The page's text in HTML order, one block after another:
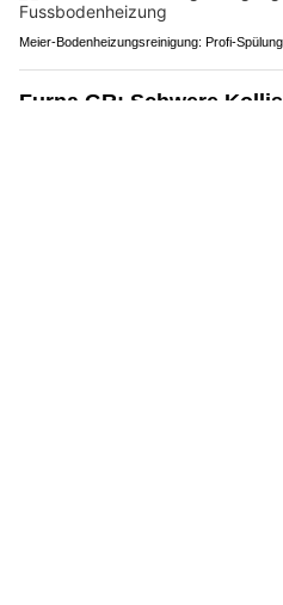
Meier-Bodenheizungsreinigung: Profi-
Furna GR: Schwere